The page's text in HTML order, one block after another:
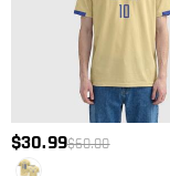
$30.99$60.00